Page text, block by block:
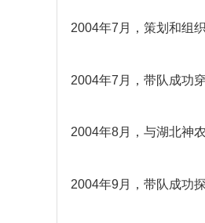
2004年7月，策划和组
2004年7月，带队成功
2004年8月，与湖北神
2004年9月，带队成功